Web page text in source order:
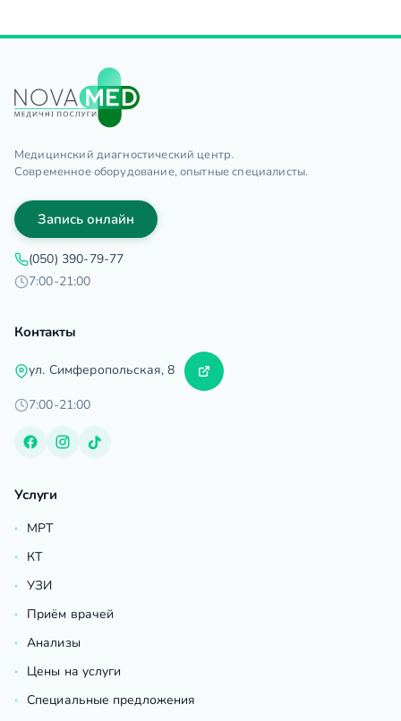
Медицинский диагностический центр.
Современное оборудование, опытные специалисты.
Запись онлайн
(050) 390-79-77
7:00-21:00
Контакты
ул. Симферопольская, 8
7:00-21:00
Услуги
МРТ
КТ
УЗИ
Приём врачей
Анализы
Цены на услуги
Специальные предложения